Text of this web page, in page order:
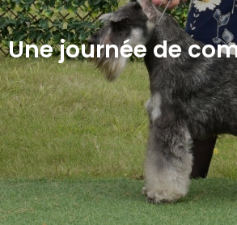
Une journée de